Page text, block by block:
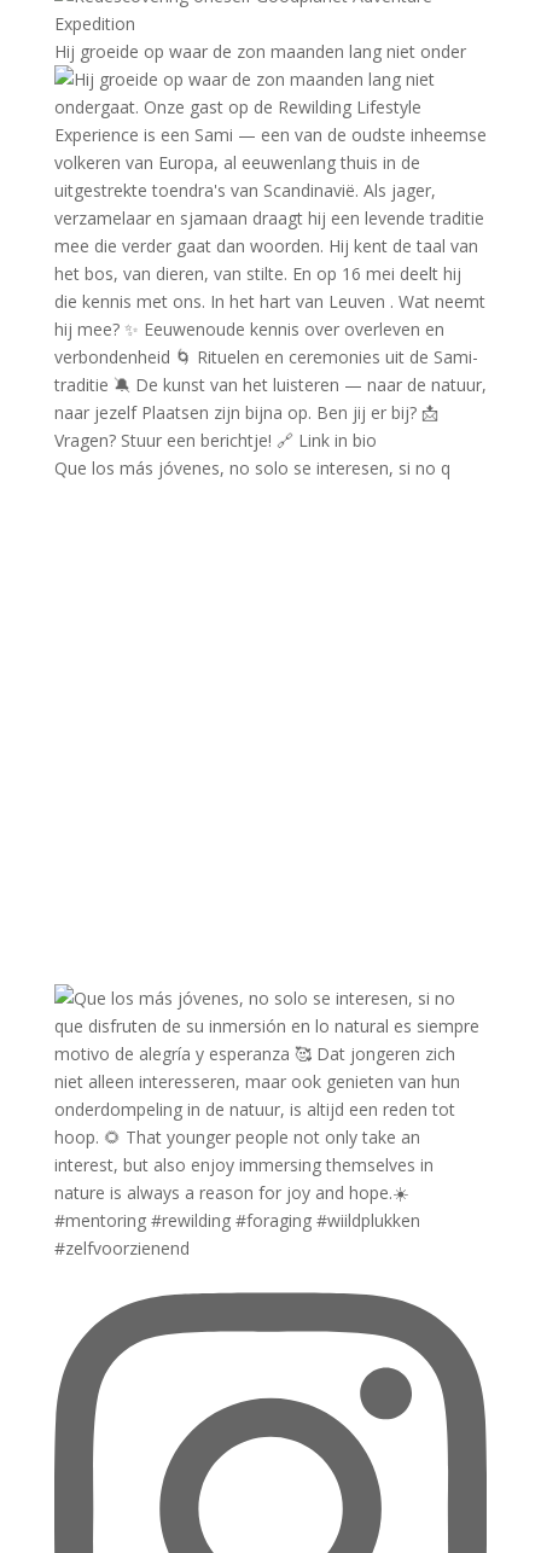
Hij groeide op waar de zon maanden lang niet onder
Que los más jóvenes, no solo se interesen, si no q